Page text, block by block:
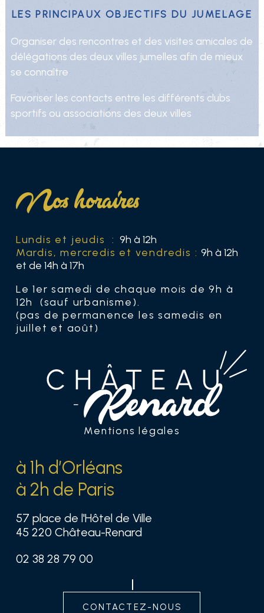
Château-Renard
Christèle LEBERT
Les principaux objectifs du jumelage
Organiser des rencontres et des visites amicales de
délégations des deux villes jumelles afin de mieux
se connaître
Favoriser les contacts entre les différents clubs
sportifs ou associations des deux villes
Nos horaires
Lundis et jeudis : 9h à 12h
Mardis, mercredis et vendredis :9h à 12h
et de 14h à 17h
Le 1er samedi de chaque mois de 9h à
12h (sauf urbanisme).
(pas de permanence les samedis en
juillet et août)
Mentions légales
à 1h d’Orléans
à 2h de Paris
57 place de l'Hôtel de Ville
45 220 Château-Renard
02 38 28 79 00
contactez-nous